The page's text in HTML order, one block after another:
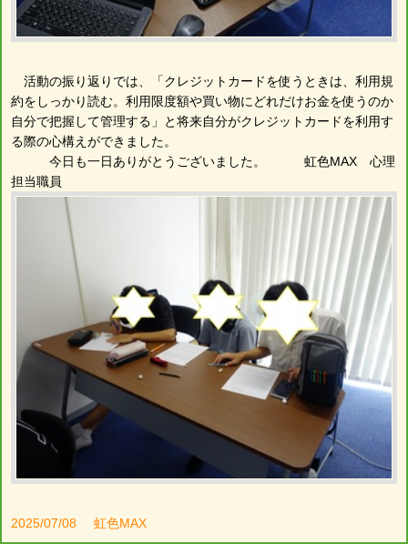
活動の振り返りでは、「クレジットカードを使うときは、利用規
約をしっかり読む。利用限度額や買い物にどれだけお金を使うのか
自分で把握して管理する」と将来自分がクレジットカードを利用す
る際の心構えができました。
今日も一日ありがとうございました。 虹色MAX 心理
担当職員
2025/07/08 虹色MAX